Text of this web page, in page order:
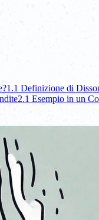
1.1 Definizione di
2.1 Esempio in un